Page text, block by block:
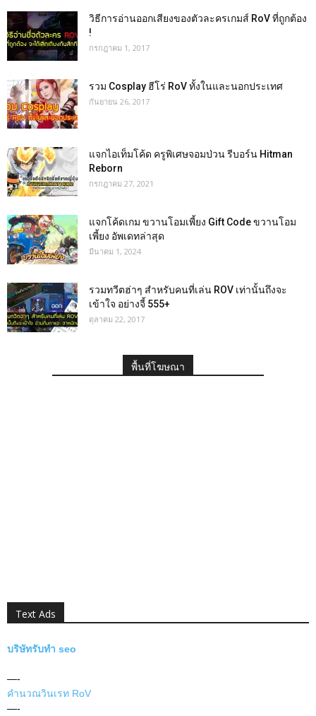
วิธีการอ่านออกเสียงของตัวละครเกมส์ RoV ที่ถูกต้อง
!
กรกฎาคม 1, 2017
รวม Cosplay ฮีโร่ RoV ทั้งในและนอกประเทศ
กันยายน 26, 2017
แจกไอเท็มโค้ด ครูพิเศษจอมป่วน รีบอร์น Hitman
Reborn
กรกฎาคม 27, 2021
แจกโค้ดเกม ขวานโอมเพี้ยง Gift Code ขวานโอม
เพี้ยง อัพเดทล่าสุด
มีนาคม 1, 2024
รวมทวีตฮ่าๆ สำหรับคนที่เล่น ROV เท่านั้นถึงจะ
เข้าใจ อย่างจี้ 555+
ตุลาคม 22, 2017
พื้นที่โฆษณา
Text Ads
บริษัทรับทำ seo
—-
คำนวณวินเรท RoV
—-